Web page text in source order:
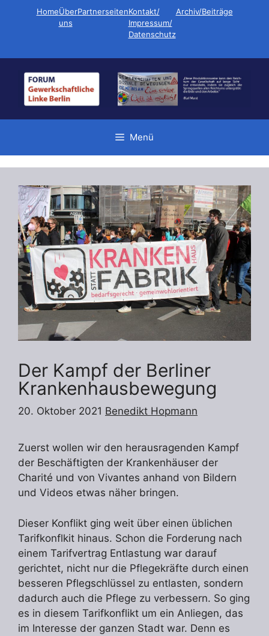
HomeÜber
uns
PartnerseitenKontakt/
Impressum/
Datenschutz
Archiv/Beiträge
Menü
Der Kampf der Berliner
Krankenhausbewegung
20. Oktober 2021 Benedikt Hopmann
Zuerst wollen wir den herausragenden Kampf
der Beschäftigten der Krankenhäuser der
Charité und von Vivantes anhand von Bildern
und Videos etwas näher bringen.
Dieser Konflikt ging weit über einen üblichen
Tarifkonflkit hinaus. Schon die Forderung nach
einem Tarifvertrag Entlastung war darauf
gerichtet, nicht nur die Pflegekräfte durch einen
besseren Pflegschlüssel zu entlasten, sondern
dadurch auch die Pflege zu verbessern. So ging
es in diesem Tarifkonflikt um ein Anliegen, das
im Interesse der ganzen Stadt war. Denn es